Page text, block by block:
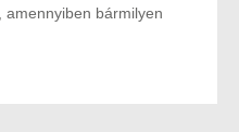
amennyiben bármilyen